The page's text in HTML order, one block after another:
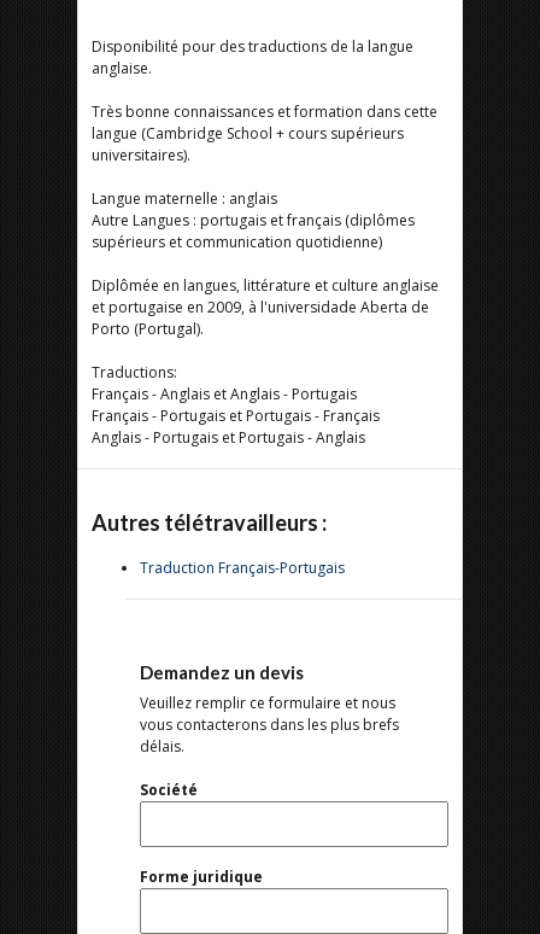
Disponibilité pour des traductions de la langue
anglaise.
Très bonne connaissances et formation dans cette
langue (Cambridge School + cours supérieurs
universitaires).
Langue maternelle : anglais
Autre Langues : portugais et français (diplômes
supérieurs et communication quotidienne)
Diplômée en langues, littérature et culture anglaise
et portugaise en 2009, à l'universidade Aberta de
Porto (Portugal).
Traductions:
Français - Anglais et Anglais - Portugais
Français - Portugais et Portugais - Français
Anglais - Portugais et Portugais - Anglais
Autres télétravailleurs :
Traduction Français-Portugais
Demandez un devis
Veuillez remplir ce formulaire et nous
vous contacterons dans les plus brefs
délais.
Société
Forme juridique